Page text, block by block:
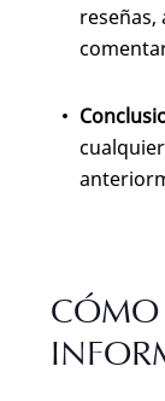
reseñas,
CÓMO